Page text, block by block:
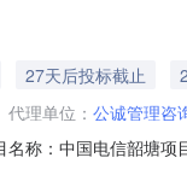
27天后投标截止
代理单位： 公诚管理咨
称：中国电信韶塘